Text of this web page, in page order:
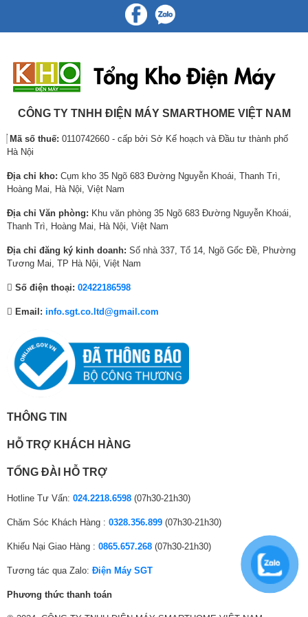
:
0
0
0
.
t
7
,
0
5
,
0
0
0
.
l
à
:
,
9
,
0
.
ệ
n
t
l
:
9
4
,
0
0
0
.
:
,
0
,
.
t
l
:
7
,
0
CÔNG TY TNHH ĐIỆN MÁY SMARTHOME VIỆT NAM
Mã số thuế: 0110742660 - cấp bởi Sở Kế hoạch và Đầu tư thành phố
Hà Nội
Địa chỉ kho: Cụm kho 35 Ngõ 683 Đường Nguyễn Khoái, Thanh Trì,
Hoàng Mai, Hà Nội, Việt Nam
Địa chỉ Văn phòng: Khu văn phòng 35 Ngõ 683 Đường Nguyễn Khoái,
Thanh Trì, Hoàng Mai, Hà Nội, Việt Nam
Địa chỉ đăng ký kinh doanh: Số nhà 337, Tổ 14, Ngõ Gốc Đề, Phường
Tương Mai, TP Hà Nội, Việt Nam
Số điện thoại: 02422186598
Email: info.sgt.co.ltd@gmail.com
THÔNG TIN
HỖ TRỢ KHÁCH HÀNG
TỔNG ĐÀI HỖ TRỢ
Hotline Tư Vấn: 024.2218.6598 (07h30-21h30)
Chăm Sóc Khách Hàng : 0328.356.899 (07h30-21h30)
Khiếu Nại Giao Hàng : 0865.657.268 (07h30-21h30)
Tương tác qua Zalo: Điện Máy SGT
Phương thức thanh toán